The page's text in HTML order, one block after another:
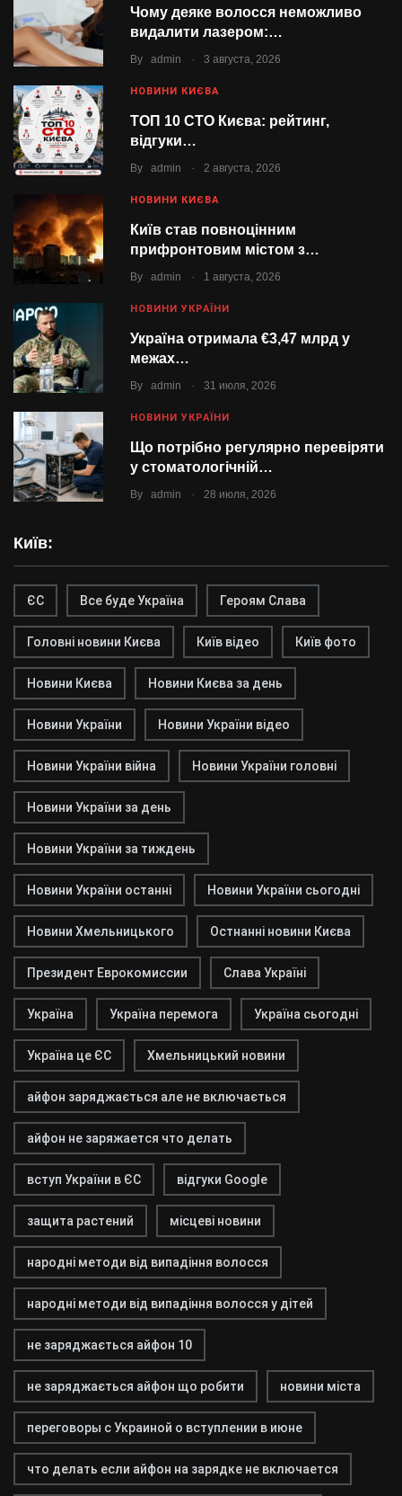
Чому деяке волосся неможливо
видалити лазером:…
By admin . 3 августа, 2026
НОВИНИ КИЄВА
ТОП 10 СТО Києва: рейтинг,
відгуки…
By admin . 2 августа, 2026
НОВИНИ КИЄВА
Київ став повноцінним
прифронтовим містом з…
By admin . 1 августа, 2026
НОВИНИ УКРАЇНИ
Україна отримала €3,47 млрд у
межах…
By admin . 31 июля, 2026
НОВИНИ УКРАЇНИ
Що потрібно регулярно перевіряти
у стоматологічній…
By admin . 28 июля, 2026
Київ:
ЄС Все буде Україна Героям Слава
Головні новини Києва Київ відео Київ фото
Новини Києва Новини Києва за день
Новини України Новини України відео
Новини України війна Новини України головні
Новини України за день
Новини України за тиждень
Новини України останні Новини України сьогодні
Новини Хмельницького Остнанні новини Києва
Президент Еврокомиссии Слава Україні
Україна Україна перемога Україна сьогодні
Україна це ЄС Хмельницький новини
айфон заряджається але не включається
айфон не заряжается что делать
вступ України в ЄС відгуки Google
защита растений місцеві новини
народні методи від випадіння волосся
народні методи від випадіння волосся у дітей
не заряджається айфон 10
не заряджається айфон що робити новини міста
переговоры с Украиной о вступлении в июне
что делать если айфон на зарядке не включается